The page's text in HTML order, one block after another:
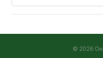
© 2026